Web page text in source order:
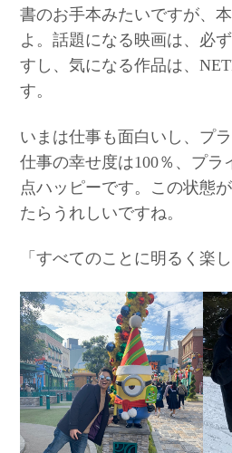
書のお手本みたいですが、
よ。話題になる映画は、必
すし、気になる作品は、
す。
いまは仕事も面白いし、プ
仕事の幸せ度は100％、プラ
点ハッピーです。この状態
たらうれしいですね。
「すべてのことに明るく楽